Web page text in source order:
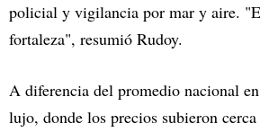
policial y vigilancia por mar y aire.
fortaleza", resumió Rudoy.
A diferencia del promedio nacional
lujo, donde los precios subieron